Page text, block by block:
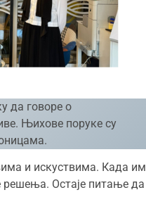
да говоре о
Њихове поруке су
и искуствима. Када им
решења. Остаје питање да